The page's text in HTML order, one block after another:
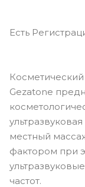
Есть
Gezatone
местный
фактором при
частот.